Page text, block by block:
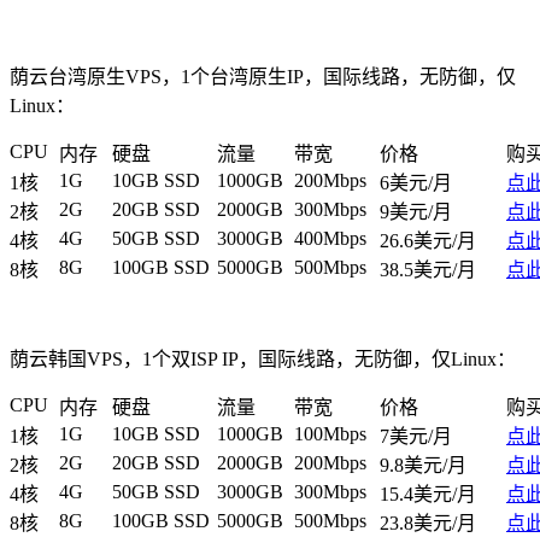
荫云台湾原生VPS，1个台湾原生IP，国际线路，无防御，仅
Linux：
CPU 内存 硬盘 流量 带宽 价格
购
1核
1G 10GB SSD 1000GB 200Mbps 6美元/月
点
2核
2G 20GB SSD 2000GB 300Mbps 9美元/月
点
4核
4G 50GB SSD 3000GB 400Mbps 26.6美元/月
点
8核
8G 100GB SSD 5000GB 500Mbps 38.5美元/月 点
荫云韩国VPS，1个双ISP IP，国际线路，无防御，仅Linux：
CPU 内存 硬盘 流量 带宽 价格
购
1核
1G 10GB SSD 1000GB 100Mbps 7美元/月
点
2核
2G 20GB SSD 2000GB 200Mbps 9.8美元/月
点
4核
4G 50GB SSD 3000GB 300Mbps 15.4美元/月
点
8核
8G 100GB SSD 5000GB 500Mbps 23.8美元/月 点